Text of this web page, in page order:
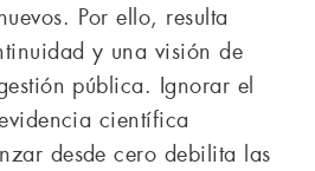
Por ello, resulta
y una visión de
pública. Ignorar el
científica
desde cero debilita las